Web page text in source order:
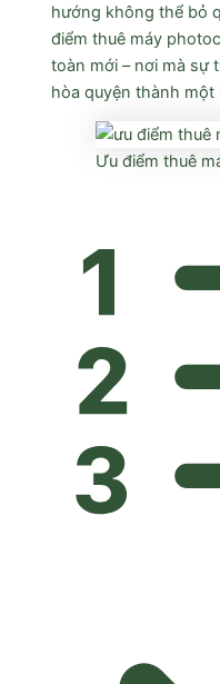
hướng không thể bỏ
điểm thuê máy
toàn mới – nơi mà sự
hòa quyện thành
Ưu điểm thuê